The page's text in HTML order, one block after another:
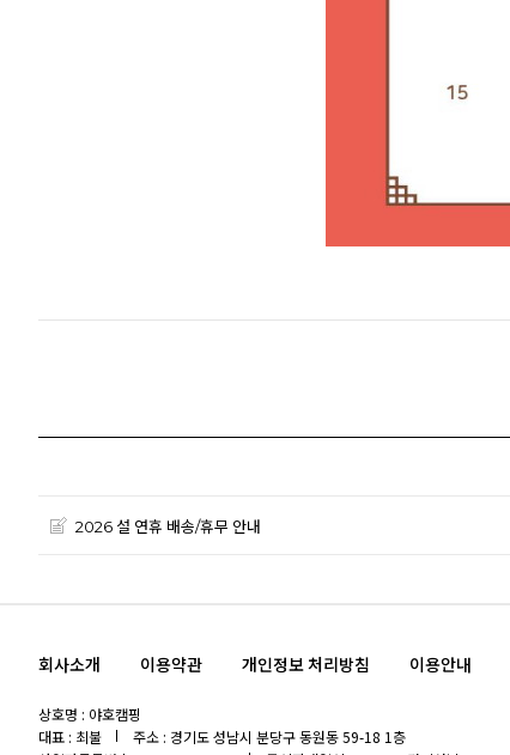
2026 설 연휴 배송/휴무 안내
회사소개 이용약관 개인정보 처리방침 이용안내
상호명 : 야호캠핑
대표 : 최불
주소 : 경기도 성남시 분당구 동원동 59-18 1층